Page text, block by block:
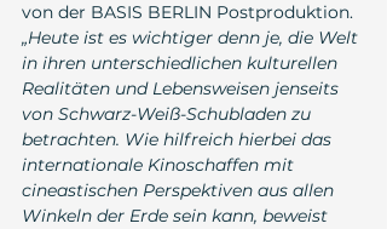
von der BASIS BERLIN Postproduktion.
„Heute ist es wichtiger denn je, die Welt
in ihren unterschiedlichen kulturellen
Realitäten und Lebensweisen jenseits
von Schwarz-Weiß-Schubladen zu
betrachten. Wie hilfreich hierbei das
internationale Kinoschaffen mit
cineastischen Perspektiven aus allen
Winkeln der Erde sein kann, beweist